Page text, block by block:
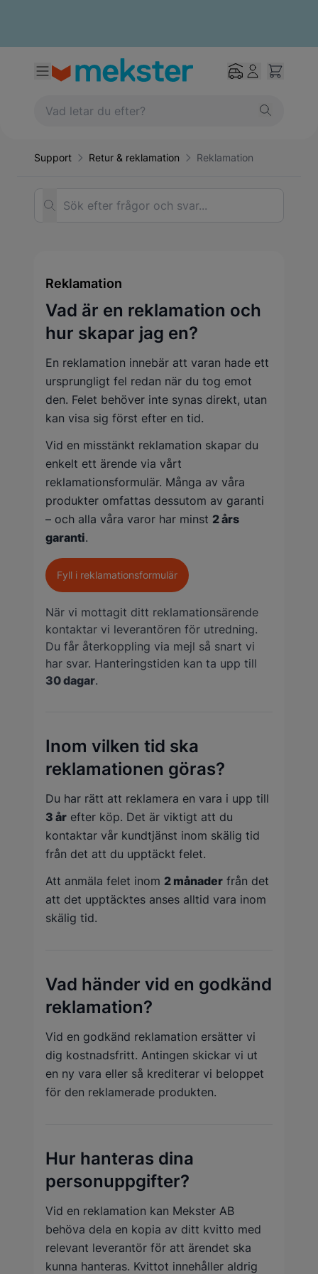
Support Retur & reklamation Reklamation
Sök efter frågor och svar...
Reklamation
Vad är en reklamation och
hur skapar jag en?
En reklamation innebär att varan hade ett
ursprungligt fel redan när du tog emot
den. Felet behöver inte synas direkt, utan
kan visa sig först efter en tid.
Vid en misstänkt reklamation skapar du
enkelt ett ärende via vårt
reklamationsformulär. Många av våra
produkter omfattas dessutom av garanti
– och alla våra varor har minst 2 års
garanti.
Fyll i reklamationsformulär
När vi mottagit ditt reklamationsärende
kontaktar vi leverantören för utredning.
Du får återkoppling via mejl så snart vi
har svar. Hanteringstiden kan ta upp till
30 dagar.
Inom vilken tid ska
reklamationen göras?
Du har rätt att reklamera en vara i upp till
3 år efter köp. Det är viktigt att du
kontaktar vår kundtjänst inom skälig tid
från det att du upptäckt felet.
Att anmäla felet inom 2 månader från det
att det upptäcktes anses alltid vara inom
skälig tid.
Vad händer vid en godkänd
reklamation?
Vid en godkänd reklamation ersätter vi
dig kostnadsfritt. Antingen skickar vi ut
en ny vara eller så krediterar vi beloppet
för den reklamerade produkten.
Hur hanteras dina
personuppgifter?
Vid en reklamation kan Mekster AB
behöva dela en kopia av ditt kvitto med
relevant leverantör för att ärendet ska
kunna hanteras. Kvittot innehåller aldrig